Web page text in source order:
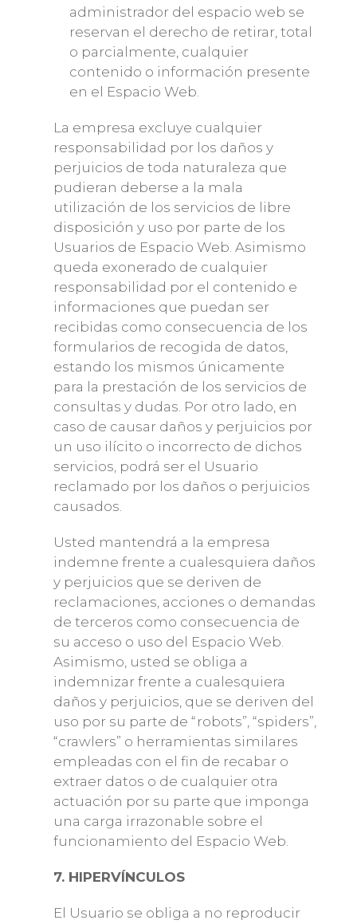
administrador del espacio web se
reservan el derecho de retirar, total
o parcialmente, cualquier
contenido o información presente
en el Espacio Web.
La empresa excluye cualquier
responsabilidad por los daños y
perjuicios de toda naturaleza que
pudieran deberse a la mala
utilización de los servicios de libre
disposición y uso por parte de los
Usuarios de Espacio Web. Asimismo
queda exonerado de cualquier
responsabilidad por el contenido e
informaciones que puedan ser
recibidas como consecuencia de los
formularios de recogida de datos,
estando los mismos únicamente
para la prestación de los servicios de
consultas y dudas. Por otro lado, en
caso de causar daños y perjuicios por
un uso ilícito o incorrecto de dichos
servicios, podrá ser el Usuario
reclamado por los daños o perjuicios
causados.
Usted mantendrá a la empresa
indemne frente a cualesquiera daños
y perjuicios que se deriven de
reclamaciones, acciones o demandas
de terceros como consecuencia de
su acceso o uso del Espacio Web.
Asimismo, usted se obliga a
indemnizar frente a cualesquiera
daños y perjuicios, que se deriven del
uso por su parte de “robots”, “spiders”,
“crawlers” o herramientas similares
empleadas con el fin de recabar o
extraer datos o de cualquier otra
actuación por su parte que imponga
una carga irrazonable sobre el
funcionamiento del Espacio Web.
7. HIPERVÍNCULOS
El Usuario se obliga a no reproducir